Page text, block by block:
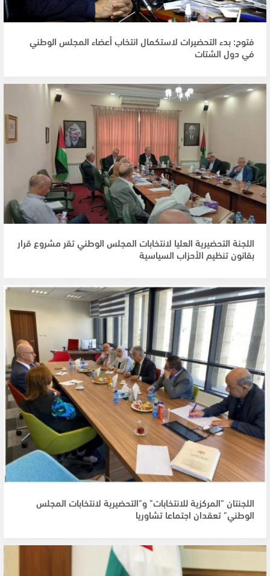
فتوح: بدء التحضيرات لاستكمال انتخاب أعضاء المجلس الوطني
في دول الشتات
اللجنة التحضيرية العليا لانتخابات المجلس الوطني تقر مشروع قرار
بقانون تنظيم الأحزاب السياسية
اللجنتان "المركزية للانتخابات" و"التحضيرية لانتخابات المجلس
الوطني" تعقدان اجتماعا تشاوريا